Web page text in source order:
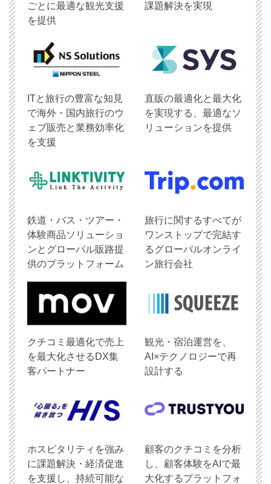
ごとに最適な観光支援
を提供
課題解決を実現
ITと旅行の豊富な知見
で海外・国内旅行のウ
ェブ販売と業務効率化
を支援
直販の最適化と最大化
を実現する、最適なソ
リューションを提供
鉄道・バス・ツアー・
体験商品ソリューショ
ンとグローバル販路提
供のプラットフォーム
旅行に関するすべてが
ワンストップで完結す
るグローバルオンライ
ン旅行会社
クチコミ最適化で売上
を最大化させるDX集
客パートナー
観光・宿泊運営を、
AI×テクノロジーで再
設計する
ホスピタリティを強み
に課題解決・経済促進
を支援し、持続可能な
顧客のクチコミを分析
し、顧客体験をAIで最
大化するプラットフォ